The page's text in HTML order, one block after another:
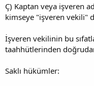
Ç) Kaptan veya işveren
kimseye "işveren vekili"
İşveren vekilinin bu
taahhütlerinden
Saklı hükümler: